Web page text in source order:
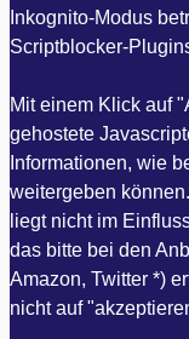
Inkognito-Modus
Scriptblocker-
Mit einem Klick auf
gehostete
Informationen, wie
weitergeben
liegt nicht im
das bitte bei den
Amazon, Twitter *)
nicht auf